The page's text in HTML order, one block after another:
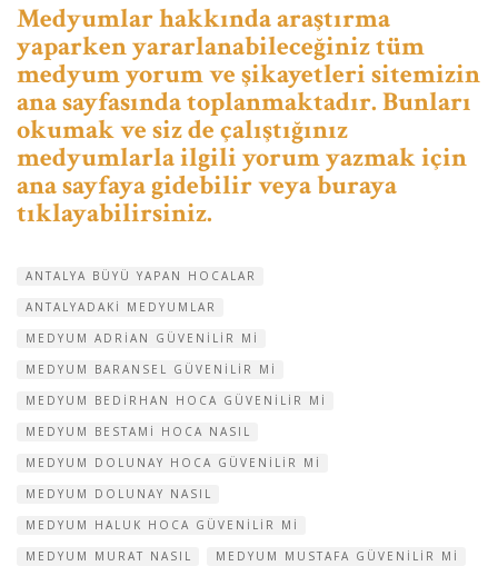
Medyumlar hakkında araştırma
yaparken yararlanabileceğiniz tüm
medyum yorum ve şikayetleri sitemizin
ana sayfasında toplanmaktadır. Bunları
okumak ve siz de çalıştığınız
medyumlarla ilgili yorum yazmak için
ana sayfaya gidebilir veya buraya
tıklayabilirsiniz.
ANTALYA BÜYÜ YAPAN HOCALAR
ANTALYADAKI MEDYUMLAR
MEDYUM ADRIAN GÜVENILIR MI
MEDYUM BARANSEL GÜVENILIR MI
MEDYUM BEDIRHAN HOCA GÜVENILIR MI
MEDYUM BESTAMI HOCA NASIL
MEDYUM DOLUNAY HOCA GÜVENILIR MI
MEDYUM DOLUNAY NASIL
MEDYUM HALUK HOCA GÜVENILIR MI
MEDYUM MURAT NASIL
MEDYUM MUSTAFA GÜVENILIR MI